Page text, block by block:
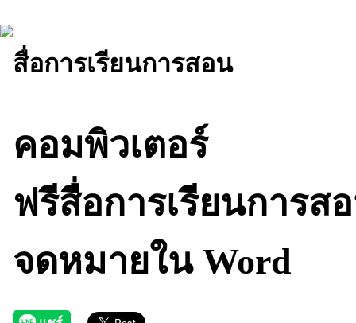
สื่อการเรียนการสอน
คอมพิวเตอร์
ฟรีสื่อการเรียนการ
จดหมายใน Word